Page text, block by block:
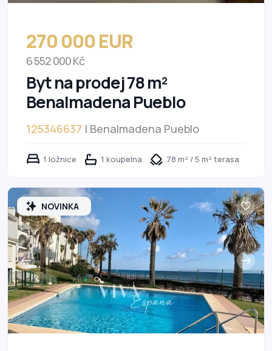
270 000 EUR
6 552 000 Kč
Byt na prodej 78 m²
Benalmadena Pueblo
125346637 | Benalmadena Pueblo
1 ložnice 1 koupelna 78 m² / 5 m² terasa
NOVINKA